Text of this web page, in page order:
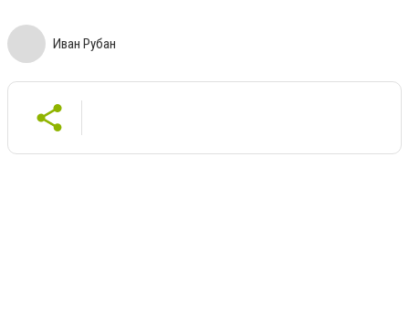
Иван Рубан